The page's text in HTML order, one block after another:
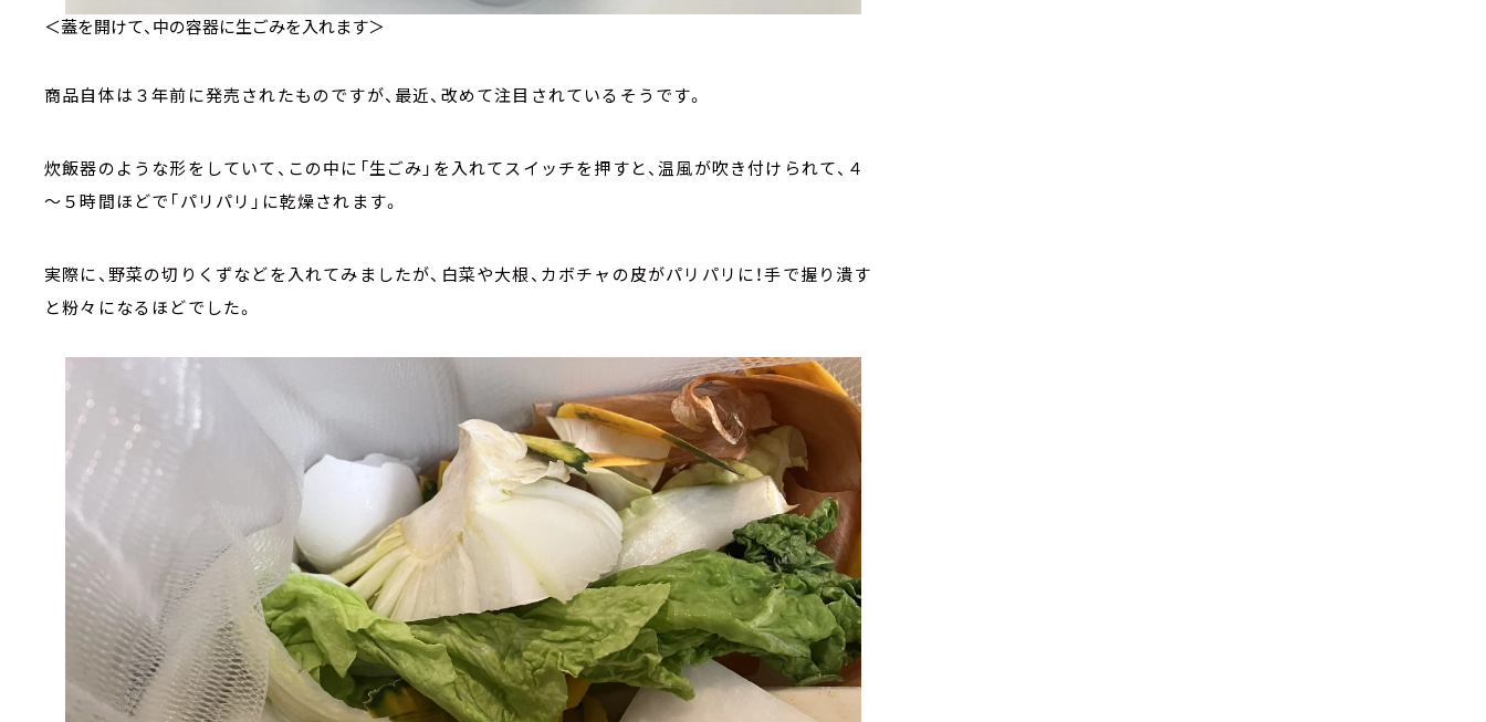
＜蓋を開けて、中の容器に生ごみを入れます＞
商品自体は３年前に発売されたものですが、最近、改めて注目されているそうです。
炊飯器のような形をしていて、この中に「生ごみ」を入れてスイッチを押すと、温風が吹き付けられて、４
～５時間ほどで「パリパリ」に乾燥されます。
実際に、野菜の切りくずなどを入れてみましたが、白菜や大根、カボチャの皮がパリパリに！手で握り潰す
と粉々になるほどでした。